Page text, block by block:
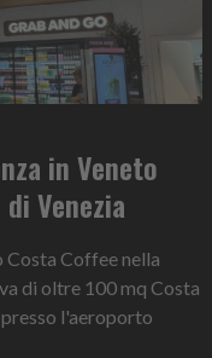
in Veneto
Venezia
Costa Coffee nella
di oltre 100 mq Costa
l'aeroporto